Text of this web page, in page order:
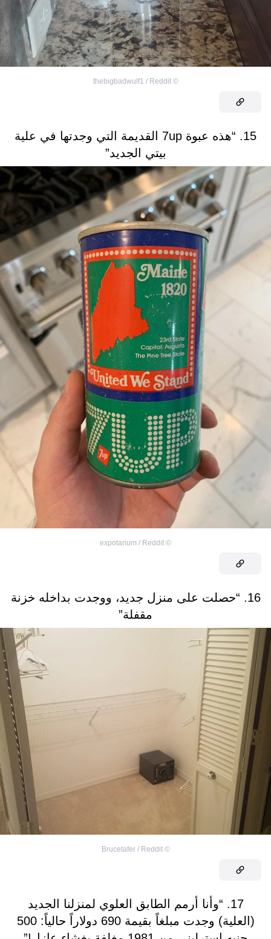
©
thebigbadwulf1 / Reddit
15. “هذه عبوة 7up القديمة التي وجدتها في علية
بيتي الجديد”
©
expotarium / Reddit
16. “حصلت على منزل جديد، ووجدت بداخله خزنة
مقفلة”
©
Brucetafer / Reddit
17. “وأنا أرمم الطابق العلوي لمنزلنا الجديد
(العلية) وجدت مبلغاً بقيمة 690 دولاراً حالياً: 500